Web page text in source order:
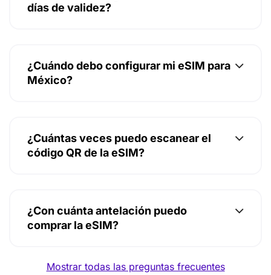
días de validez?
¿Cuándo debo configurar mi eSIM para
México?
¿Cuántas veces puedo escanear el
código QR de la eSIM?
¿Con cuánta antelación puedo
comprar la eSIM?
Mostrar todas las preguntas frecuentes